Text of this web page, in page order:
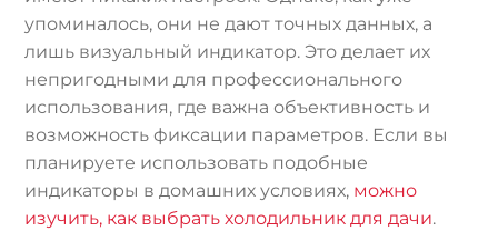
упоминалось, они не дают точных данных, а
лишь визуальный индикатор. Это делает их
непригодными для профессионального
использования, где важна объективность и
возможность фиксации параметров. Если вы
планируете использовать подобные
индикаторы в домашних условиях, можно
изучить, как выбрать холодильник для дачи.